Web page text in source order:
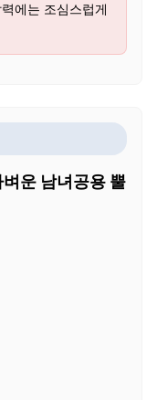
에는 조심스럽게
운 남녀공용 뿔